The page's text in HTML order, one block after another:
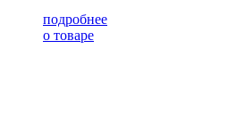
подробнее
о товаре